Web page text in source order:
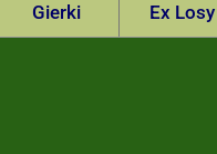
Gierki Ex Losy